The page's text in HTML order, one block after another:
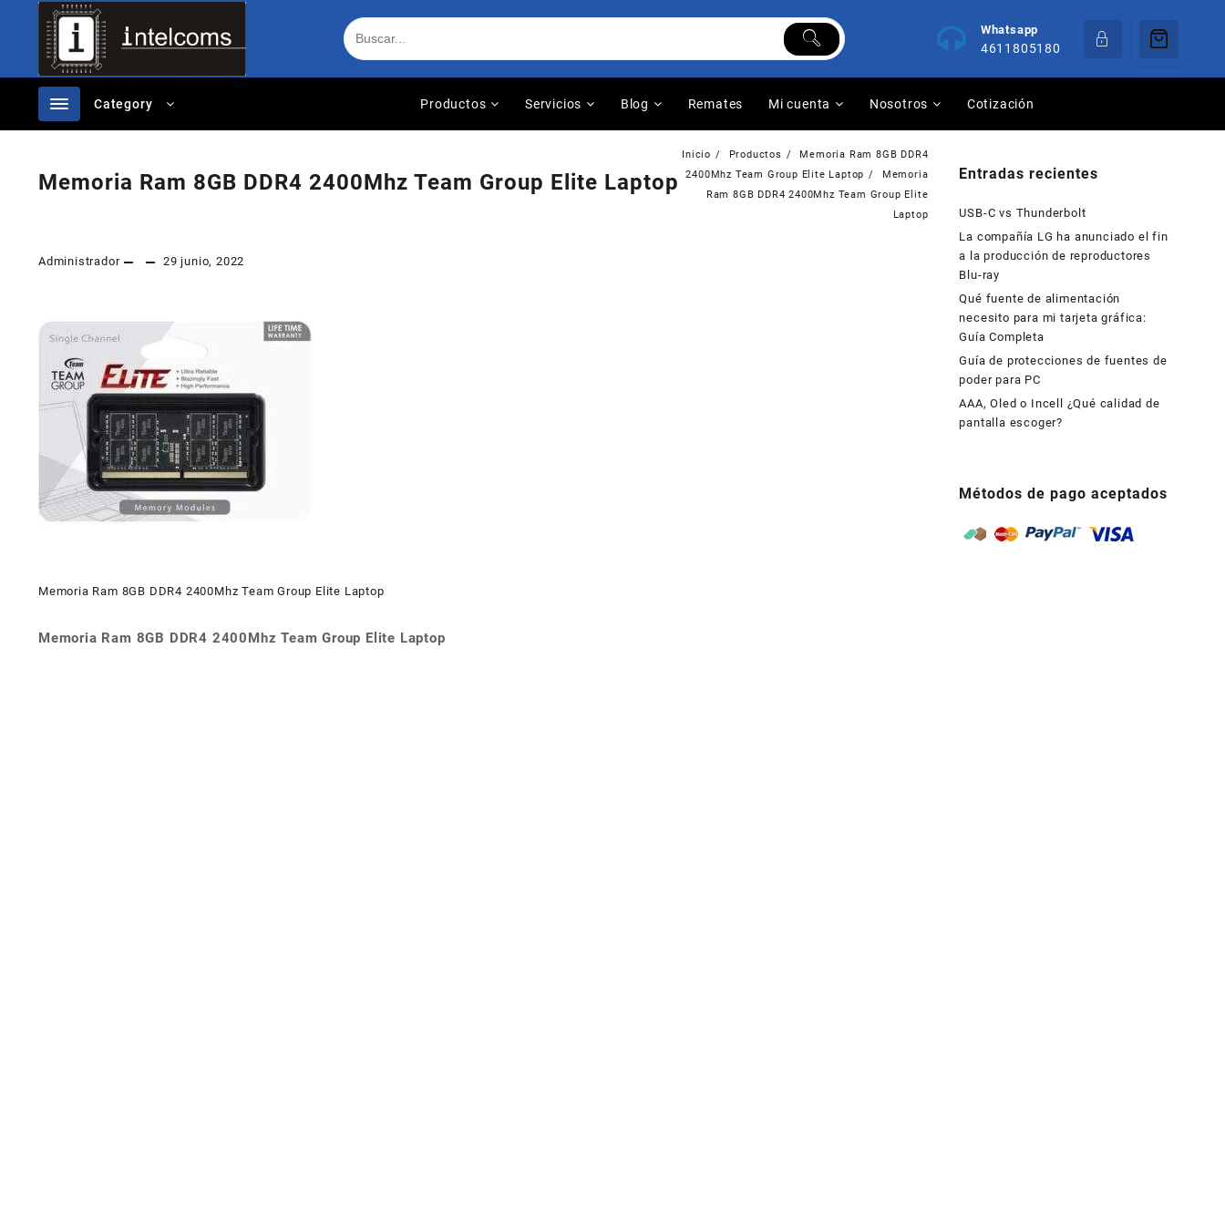
contenido
Whatsapp
4611805180
Category Productos Servicios Blog Remates Mi cuenta Nosotros Cotización
Memoria Ram 8GB DDR4 2400Mhz Team Group Elite Laptop
Inicio Productos
Memoria Ram 8GB DDR4
2400Mhz Team Group Elite Laptop
Memoria
Ram 8GB DDR4 2400Mhz Team Group Elite
Laptop
Administrador 29 junio, 2022
Memoria Ram 8GB DDR4 2400Mhz Team Group Elite Laptop
Navegación
Memoria Ram 8GB DDR4 2400Mhz Team Group Elite Laptop
Entradas recientes
USB-C vs Thunderbolt
La compañía LG ha anunciado el fin
a la producción de reproductores
Blu-ray
Qué fuente de alimentación
necesito para mi tarjeta gráfica:
Guía Completa
Guía de protecciones de fuentes de
poder para PC
AAA, Oled o Incell ¿Qué calidad de
pantalla escoger?
Métodos de pago aceptados